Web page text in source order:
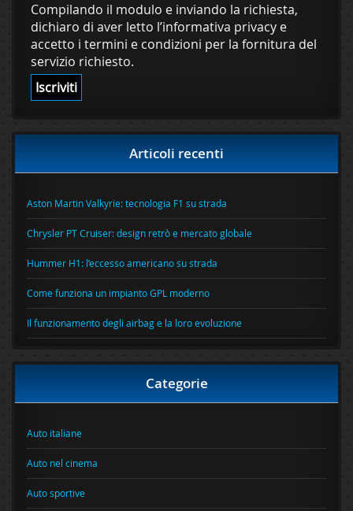
Compilando il modulo e inviando la richiesta,
dichiaro di aver letto l’informativa privacy e
accetto i termini e condizioni per la fornitura del
servizio richiesto.
Articoli recenti
Aston Martin Valkyrie: tecnologia F1 su strada
Chrysler PT Cruiser: design retrò e mercato globale
Hummer H1: l’eccesso americano su strada
Come funziona un impianto GPL moderno
Il funzionamento degli airbag e la loro evoluzione
Categorie
Auto italiane
Auto nel cinema
Auto sportive